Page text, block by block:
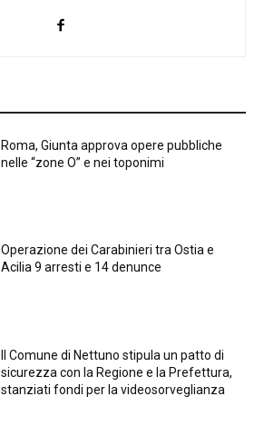
Roma, Giunta approva opere pubbliche
nelle “zone O” e nei toponimi
Operazione dei Carabinieri tra Ostia e
Acilia 9 arresti e 14 denunce
Il Comune di Nettuno stipula un patto di
sicurezza con la Regione e la Prefettura,
stanziati fondi per la videosorveglianza